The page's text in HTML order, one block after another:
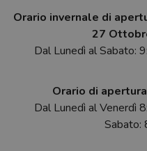
Orario invernale di
27
Dal Lunedì al
Orario di
Dal Lunedì al
Sabato: